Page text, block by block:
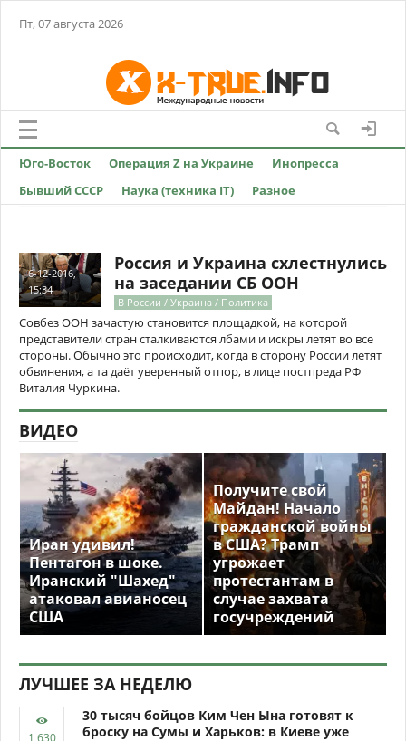
Пт, 07 августа 2026
Юго-Восток Операция Z на Украине
Инопресса
Бывший СССР
Наука (техника IT) Разное
6-12-2016,
15:34
Россия и Украина схлестнулись
на заседании СБ ООН
В России / Украина / Политика
Совбез ООН зачастую становится площадкой, на которой
представители стран сталкиваются лбами и искры летят во все
стороны. Обычно это происходит, когда в сторону России летят
обвинения, а та даёт уверенный отпор, в лице постпреда РФ
Виталия Чуркина.
ВИДЕО
Иран удивил!
Пентагон в шоке.
Иранский "Шахед"
атаковал авианосец
США
Получите свой
Майдан! Начало
гражданской войны
в США? Трамп
угрожает
протестантам в
случае захвата
госучреждений
ЛУЧШЕЕ ЗА НЕДЕЛЮ
30 тысяч бойцов Ким Чен Ына готовят к
броску на Сумы и Харьков: в Киеве уже